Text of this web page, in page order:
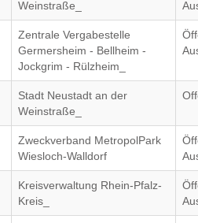
Weinstraße_
Zentrale Vergabestelle
Germersheim - Bellheim -
Jockgrim - Rülzheim_
Stadt Neustadt an der
Weinstraße_
Zweckverband MetropolPark
Wiesloch-Walldorf
Kreisverwaltung Rhein-Pfalz-
Kreis_